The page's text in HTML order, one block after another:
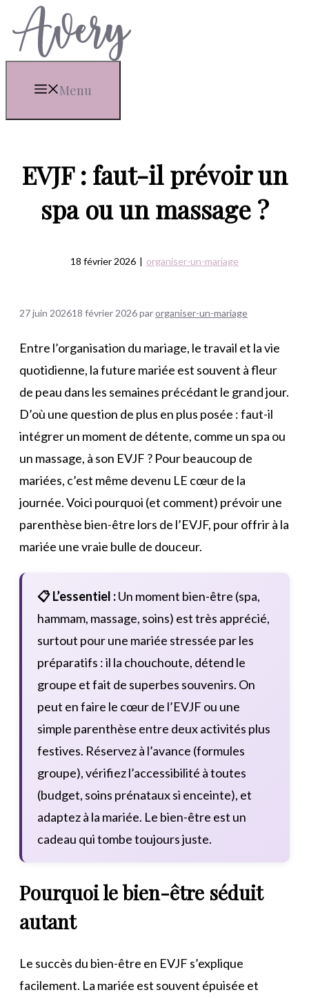
Aller
au
contenu
Menu
EVJF : faut-il prévoir un
spa ou un massage ?
18 février 2026 | organiser-un-mariage
27 juin 202618 février 2026parorganiser-un-mariage
Entre l’organisation du mariage, le travail et la vie
quotidienne, la future mariée est souvent à fleur
de peau dans les semaines précédant le grand jour.
D’où une question de plus en plus posée : faut-il
intégrer un moment de détente, comme un spa ou
un massage, à son EVJF ? Pour beaucoup de
mariées, c’est même devenu LE cœur de la
journée. Voici pourquoi (et comment) prévoir une
parenthèse bien-être lors de l’EVJF, pour offrir à la
mariée une vraie bulle de douceur.
📋 L’essentiel :Un moment bien-être (spa,
hammam, massage, soins) est très apprécié,
surtout pour une mariée stressée par les
préparatifs : il la chouchoute, détend le
groupe et fait de superbes souvenirs. On
peut en faire le cœur de l’EVJF ou une
simple parenthèse entre deux activités plus
festives. Réservez à l’avance (formules
groupe), vérifiez l’accessibilité à toutes
(budget, soins prénataux si enceinte), et
adaptez à la mariée. Le bien-être est un
cadeau qui tombe toujours juste.
Pourquoi le bien-être séduit
autant
Le succès du bien-être en EVJF s’explique
facilement. La mariée est souvent épuisée et